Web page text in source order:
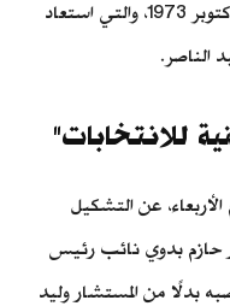
ذكري مرور 50 عامًا على انتصار حرب أكتوبر 1973، والتي استعاد
الناصر.
للانتخابات"
عن التشكيل
حازم بدوي نائب رئيس
بدلًا من المستشار وليد